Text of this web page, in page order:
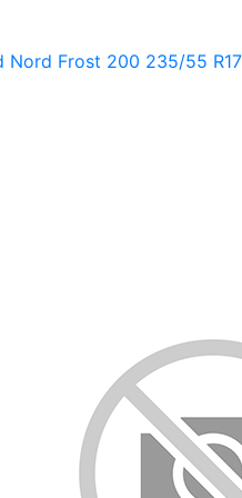
Frost 200 235/55